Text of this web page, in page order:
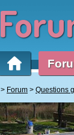
Forum Questions